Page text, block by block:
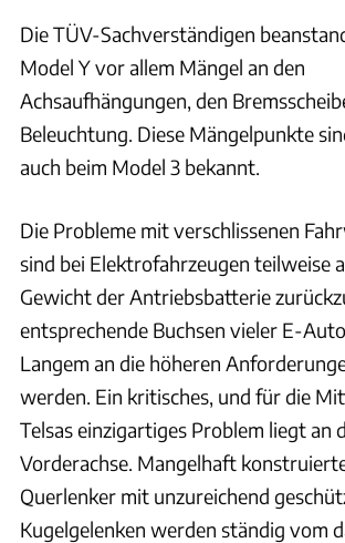
Die TÜV-Sachverständigen
Model Y vor allem Mängel an den
Achsaufhängungen, den
Beleuchtung. Diese Mängelpunkte
auch beim Model 3 bekannt.
Die Probleme mit verschlissenen
sind bei Elektrofahrzeugen teilweise
Gewicht der Antriebsbatterie
entsprechende Buchsen vieler E-
Langem an die höheren
werden. Ein kritisches, und für die
Telsas einzigartiges Problem liegt an
Vorderachse. Mangelhaft
Querlenker mit unzureichend
Kugelgelenken werden ständig vom